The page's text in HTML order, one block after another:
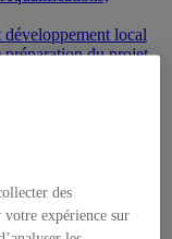
local
du projet
des
expérience sur